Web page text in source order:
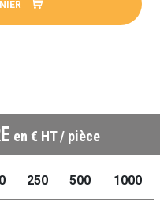
en € HT / pièce
250 500 1000